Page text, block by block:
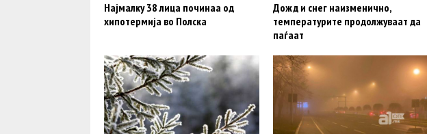
Најмалку 38 лица починаа од
хипотермија во Полска
Дожд и снег наизменично,
температурите продолжуваат да
паѓаат